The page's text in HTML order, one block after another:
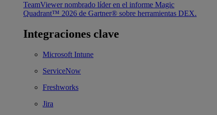
TeamViewer nombrado líder en el informe Magic
Quadrant™ 2026 de Gartner® sobre herramientas DEX.
Integraciones clave
Microsoft Intune
ServiceNow
Freshworks
Jira